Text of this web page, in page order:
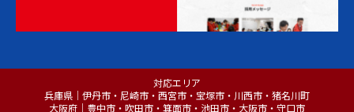
対応エリア
兵庫県｜伊丹市・尼崎市・西宮市・宝塚市・川西市・猪名川町
大阪府｜豊中市・吹田市・箕面市・池田市・大阪市・守口市